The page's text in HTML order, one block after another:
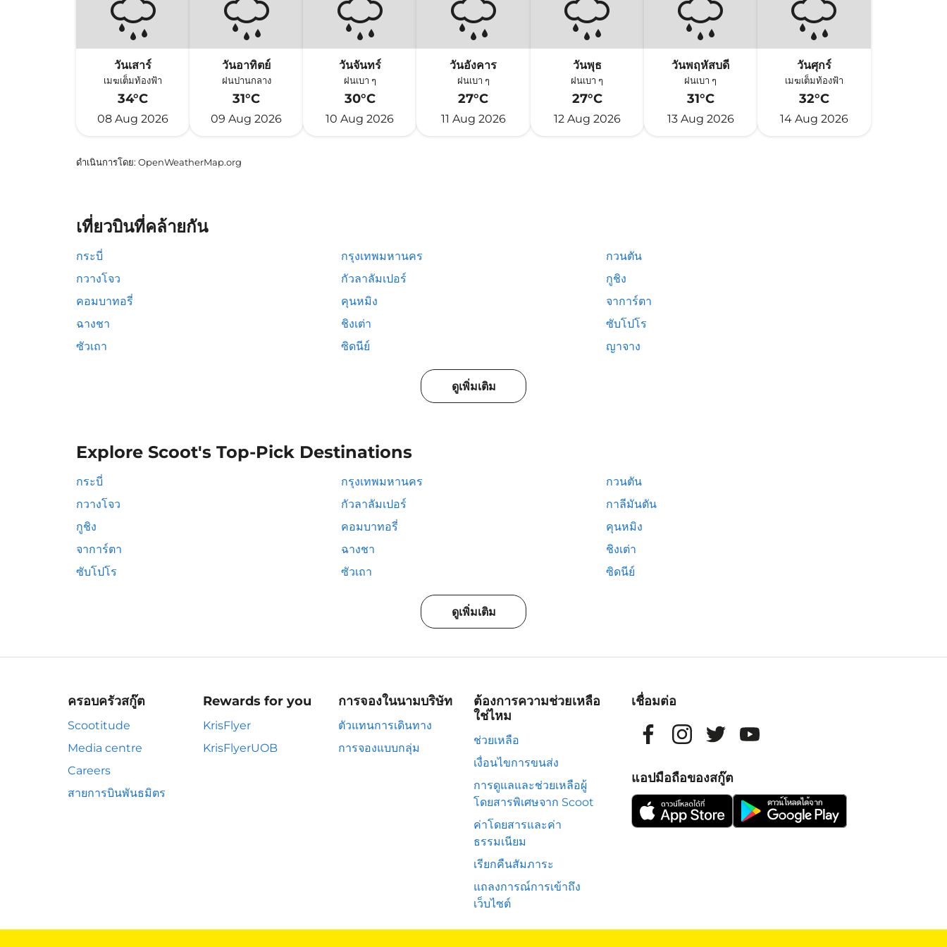
วันเสาร์
เมฆเต็มท้องฟ้า
34°C
08 Aug 2026
วันอาทิตย์
ฝนปานกลาง
31°C
09 Aug 2026
วันจันทร์
ฝนเบา ๆ
30°C
10 Aug 2026
วันอังคาร
ฝนเบา ๆ
27°C
11 Aug 2026
วันพุธ
ฝนเบา ๆ
27°C
12 Aug 2026
วันพฤหัสบดี
ฝนเบา ๆ
31°C
13 Aug 2026
วันศุกร์
เมฆเต็มท้องฟ้า
32°C
14 Aug 2026
ดำเนินการโดย: OpenWeatherMap.org
เที่ยวบินที่คล้ายกัน
กระบี่ กรุงเทพมหานคร
กวนตัน
กวางโจว
กัวลาลัมเปอร์
กูชิง
คอมบาทอรี่
คุนหมิง
จาการ์ตา
ฉางชา
ชิงเต่า
ซับโปโร
ซัวเถา
ซิดนีย์ ญาจาง
ดูเพิ่มเติม
Explore Scoot's Top-Pick Destinations
กระบี่ กรุงเทพมหานคร
กวนตัน
กวางโจว
กัวลาลัมเปอร์
กาลีมันตัน
กูชิง
คอมบาทอรี่
คุนหมิง
จาการ์ตา
ฉางชา
ชิงเต่า
ซับโปโร
ซัวเถา ซิดนีย์
ดูเพิ่มเติม
ครอบครัวสกู๊ต
Scootitude
Media centre
Careers
สายการบินพันธมิตร
Rewards for you
KrisFlyer
KrisFlyerUOB
การจองในนามบริษัท
ตัวแทนการเดินทาง
การจองแบบกลุ่ม
ต้องการความช่วยเหลือ
ใช่ไหม
ช่วยเหลือ
เงื่อนไขการขนส่ง
การดูแลและช่วยเหลือผู้
โดยสารพิเศษจาก Scoot
ค่าโดยสารและค่า
ธรรมเนียม
เรียกคืนสัมภาระ
แถลงการณ์การเข้าถึง
เว็บไซต์
เชื่อมต่อ
แอปมือถือของสกู๊ต